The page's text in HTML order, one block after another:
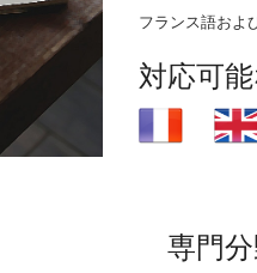
フランス語およ
対応可
専門